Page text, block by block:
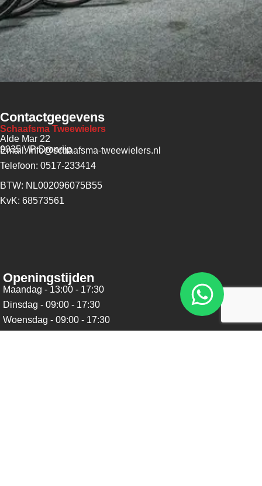
Contactgegevens
Schaafsma Tweewielers
Alde Mar 22
9035 VP Dronrijp
Email: info@schaafsma-tweewielers.nl
Telefoon: 0517-233414
BTW: NL002096075B55
KvK: 68573561
Openingstijden
Maandag - 13:00 - 17:30
Dinsdag - 09:00 - 17:30
Woensdag - 09:00 - 17:30